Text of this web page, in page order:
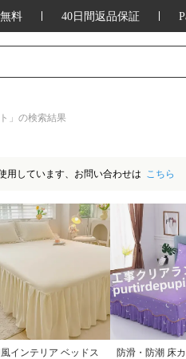
品、キッチン
料 40日間返品保証
」の検索結果
用しています、お問い合わせは こちら
インテリア ベッドス
防滑・防潮 床